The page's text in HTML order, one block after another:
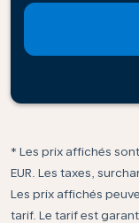
* Les prix affichés
EUR. Les taxes,
Les prix affichés
tarif. Le tarif est